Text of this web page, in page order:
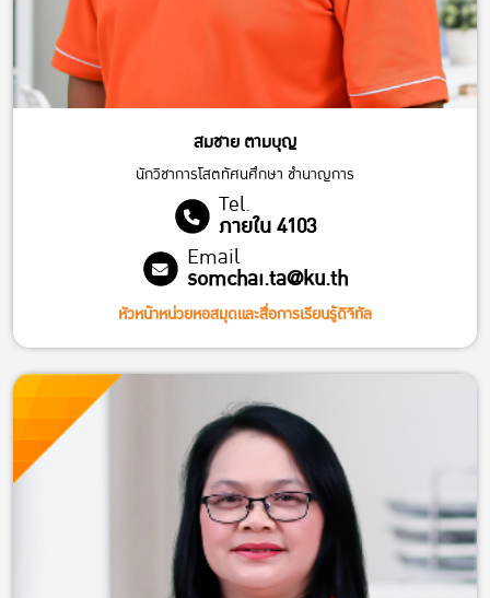
สมชาย ตามบุญ
นักวิชาการโสตทัศนศึกษา ชำนาญการ
Tel.
ภายใน 4103
Email
somchai.ta@ku.th
หัวหน้าหน่วยหอสมุดและสื่อการเรียนรู้ดิจิทัล